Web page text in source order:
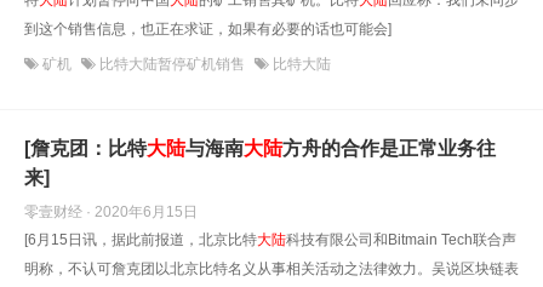
到这个销售信息，也正在求证，如果有必要的话也可能会]
矿机 比特大陆暂停矿机销售 比特大陆
[詹克团：比特大陆与海南大陆方舟的合作是正常业务往
来]
零壹财经 · 2020年6月15日
[6月15日讯，据此前报道，北京比特大陆科技有限公司和Bitmain Tech联合声
明称，不认可詹克团以北京比特名义从事相关活动之法律效力。吴说区块链表